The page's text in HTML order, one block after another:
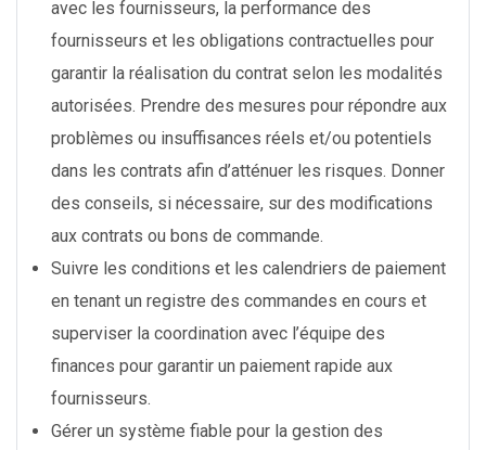
avec les fournisseurs, la performance des
fournisseurs et les obligations contractuelles pour
garantir la réalisation du contrat selon les modalités
autorisées. Prendre des mesures pour répondre aux
problèmes ou insuffisances réels et/ou potentiels
dans les contrats afin d’atténuer les risques. Donner
des conseils, si nécessaire, sur des modifications
aux contrats ou bons de commande.
Suivre les conditions et les calendriers de paiement
en tenant un registre des commandes en cours et
superviser la coordination avec l’équipe des
finances pour garantir un paiement rapide aux
fournisseurs.
Gérer un système fiable pour la gestion des